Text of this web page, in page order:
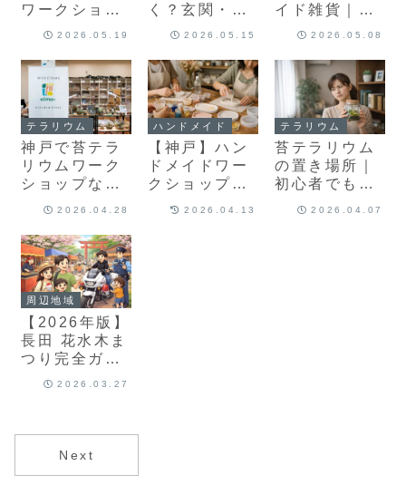
ワークショッ
プ｜カフェラ
体験開催中
2026.05.19
く？玄関・リ
ビングなどお
場所
2026.05.15
イド雑貨｜初
夏を楽しむ癒
と緑のある暮
らし
2026.05.08
テラリウム
神戸で苔テラ
リウムワーク
ショップなら
体験スポット
まとめ
2026.04.28
ハンドメイド
【神戸】ハン
ドメイドワー
クショップな
2026.04.13
テラリウム
苔テラリウム
の置き場所｜
初心者でも枯
2026.04.07
周辺地域
【2026年版】
長田 花水木ま
つり完全ガイ
ド｜屋台・混
2026.03.27
Next